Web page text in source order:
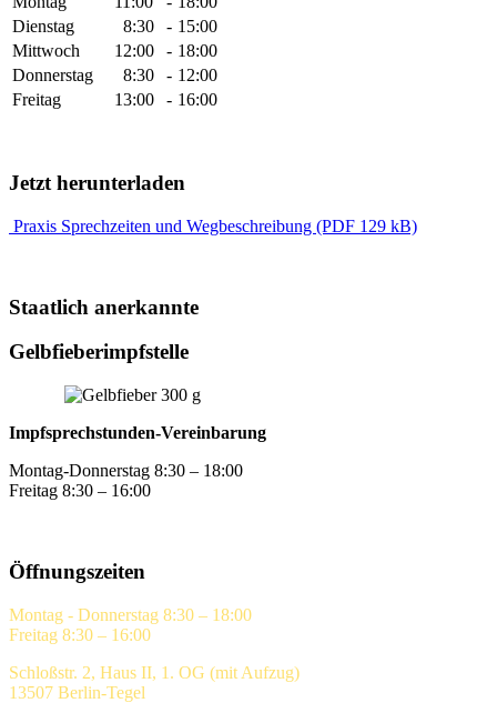
Dienstag
8:30 - 15:00
Mittwoch
12:00 - 18:00
Donnerstag
8:30 - 12:00
Freitag
13:00 - 16:00
Jetzt herunterladen
Praxis Sprechzeiten und Wegbeschreibung (PDF 129 kB)
Staatlich anerkannte
Gelbfieberimpfstelle
Impfsprechstunden-Vereinbarung
Montag-Donnerstag 8:30 – 18:00
Freitag 8:30 – 16:00
Öffnungszeiten
Montag - Donnerstag 8:30 – 18:00
Freitag 8:30 – 16:00
Schloßstr. 2, Haus II, 1. OG (mit Aufzug)
13507 Berlin-Tegel